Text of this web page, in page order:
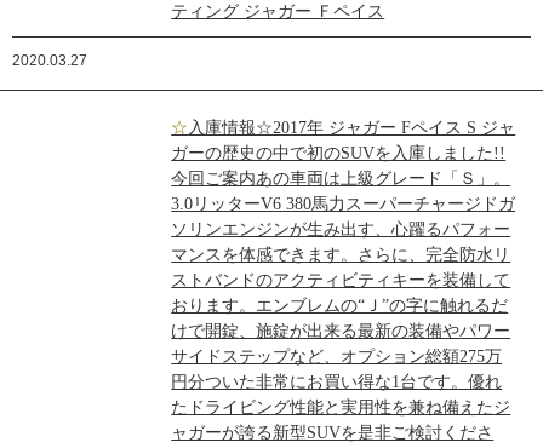
ティング ジャガー Ｆペイス
2020.03.27
☆入庫情報☆2017年 ジャガー Fペイス S ジャ
ガーの歴史の中で初のSUVを入庫しました!!
今回ご案内あの車両は上級グレード「Ｓ」。
3.0リッターV6 380馬力スーパーチャージドガ
ソリンエンジンが生み出す、心躍るパフォー
マンスを体感できます。さらに、完全防水リ
ストバンドのアクティビティキーを装備して
おります。エンブレムの“Ｊ”の字に触れるだ
けで開錠、施錠が出来る最新の装備やパワー
サイドステップなど、オプション総額275万
円分ついた非常にお買い得な1台です。優れ
たドライビング性能と実用性を兼ね備えたジ
ャガーが誇る新型SUVを是非ご検討くださ